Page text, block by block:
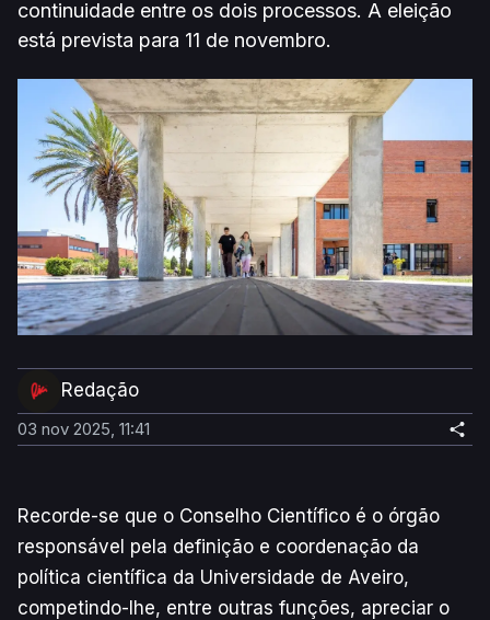
continuidade entre os dois processos. A eleição
está prevista para 11 de novembro.
Redação
03 nov 2025, 11:41
Recorde-se que o Conselho Científico é o órgão
responsável pela definição e coordenação da
política científica da Universidade de Aveiro,
competindo-lhe, entre outras funções, apreciar o